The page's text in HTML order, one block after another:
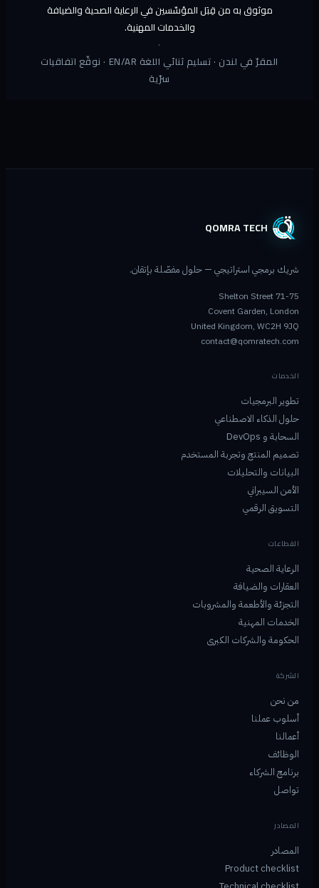
موثوق به من قِبَل المؤسّسين في الرعاية الصحية والضيافة
والخدمات المهنية.
·
المقرّ في لندن · تسليم ثنائي اللغة EN/AR · نوقّع اتفاقيات
سرّية
QOMRA TECH
شريك برمجي استراتيجي — حلول مفصّلة بإتقان.
71-75 Shelton Street
Covent Garden, London
United Kingdom, WC2H 9JQ
contact@qomratech.com
الخدمات
تطوير البرمجيات
حلول الذكاء الاصطناعي
السحابة و DevOps
تصميم المنتج وتجربة المستخدم
البيانات والتحليلات
الأمن السيبراني
التسويق الرقمي
القطاعات
الرعاية الصحية
العقارات والضيافة
التجزئة والأطعمة والمشروبات
الخدمات المهنية
الحكومة والشركات الكبرى
الشركة
من نحن
أسلوب عملنا
أعمالنا
الوظائف
برنامج الشركاء
تواصل
المصادر
المصادر
Product checklist